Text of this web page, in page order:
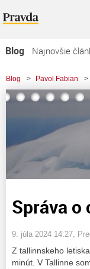
Blog
Najnovšie
Najčítanejšie články
Najkomentovanejšie
Komerčné blogy
Blog > Pavol Fabian >
Správa o
9. júla 2024 14:27 ,
Z tallinnskeho
minút. V Tallinne